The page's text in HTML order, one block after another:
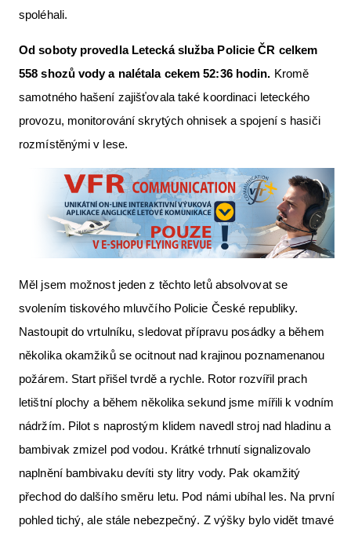
spoléhali.
Od soboty provedla Letecká služba Policie ČR celkem
558 shozů vody a nalétala cekem 52:36 hodin. Kromě
samotného hašení zajišťovala také koordinaci leteckého
provozu, monitorování skrytých ohnisek a spojení s hasiči
rozmístěnými v lese.
Měl jsem možnost jeden z těchto letů absolvovat se
svolením tiskového mluvčího Policie České republiky.
Nastoupit do vrtulníku, sledovat přípravu posádky a během
několika okamžiků se ocitnout nad krajinou poznamenanou
požárem. Start přišel tvrdě a rychle. Rotor rozvířil prach
letištní plochy a během několika sekund jsme mířili k vodním
nádržím. Pilot s naprostým klidem navedl stroj nad hladinu a
bambivak zmizel pod vodou. Krátké trhnutí signalizovalo
naplnění bambivaku devíti sty litry vody. Pak okamžitý
přechod do dalšího směru letu. Pod námi ubíhal les. Na první
pohled tichý, ale stále nebezpečný. Z výšky bylo vidět tmavé